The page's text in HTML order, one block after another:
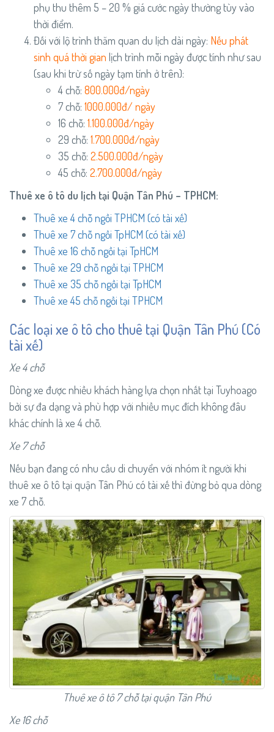
phụ thu thêm 5 – 20 % giá cước ngày thường tùy vào
thời điểm.
Đối với lộ trình thăm quan du lịch dài ngày: Nếu phát
sinh quá thời gian lịch trình mỗi ngày được tính như sau
(sau khi trừ số ngày tạm tính ở trên):
4 chỗ: 800.000đ/ngày
7 chỗ: 1000.000đ/ ngày
16 chỗ: 1.100.000đ/ngày
29 chỗ: 1.700.000đ/ngày
35 chỗ: 2.500.000đ/ngày
45 chỗ: 2.700.000đ/ngày
Thuê xe ô tô du lịch tại Quận Tân Phú – TPHCM:
Thuê xe 4 chỗ ngồi TPHCM (có tài xế)
Thuê xe 7 chỗ ngồi TpHCM (có tài xế)
Thuê xe 16 chỗ ngồi tại TpHCM
Thuê xe 29 chỗ ngồi tại TPHCM
Thuê xe 35 chỗ ngồi tại TpHCM
Thuê xe 45 chỗ ngồi tại TPHCM
Các loại xe ô tô cho thuê tại Quận Tân Phú (Có
tài xế)
Xe 4 chỗ
Dòng xe được nhiều khách hàng lựa chọn nhất tại Tuyhoago
bởi sự đa dạng và phù hợp với nhiều mục đích không đâu
khác chính là xe 4 chỗ.
Xe 7 chỗ
Nếu bạn đang có nhu cầu di chuyển với nhóm ít người khi
thuê xe ô tô tại quận Tân Phú có tài xế thì đừng bỏ qua dòng
xe 7 chỗ.
Thuê xe ô tô 7 chỗ tại quận Tân Phú
Xe 16 chỗ